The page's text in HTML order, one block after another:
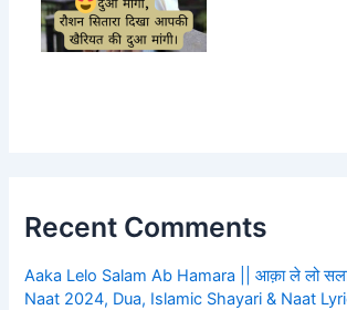
Recent Comments
Aaka Lelo Salam Ab Hamara || आक़ा ले लो
Naat 2024, Dua, Islamic Shayari & Naat